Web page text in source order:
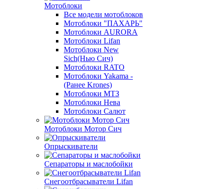
Мотоблоки
Все модели мотоблоков
Мотоблоки "ПАХАРЬ"
Мотоблоки AURORA
Мотоблоки Lifan
Мотоблоки New
Sich(Нью Сич)
Мотоблоки RATO
Мотоблоки Yakama -
(Ранее Krones)
Мотоблоки МТЗ
Мотоблоки Нева
Мотоблоки Салют
Мотоблоки Мотор Сич
Опрыскиватели
Сепараторы и маслобойки
Снегоотбрасыватели Lifan